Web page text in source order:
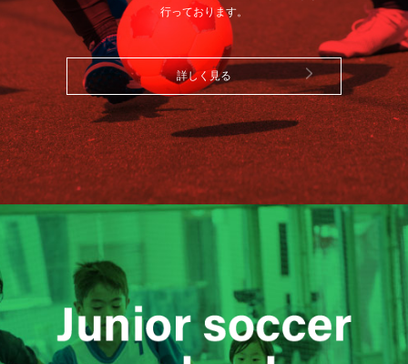
行っております。
詳しく見る